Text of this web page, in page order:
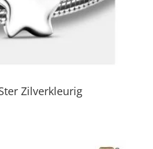
Zilverkleurig